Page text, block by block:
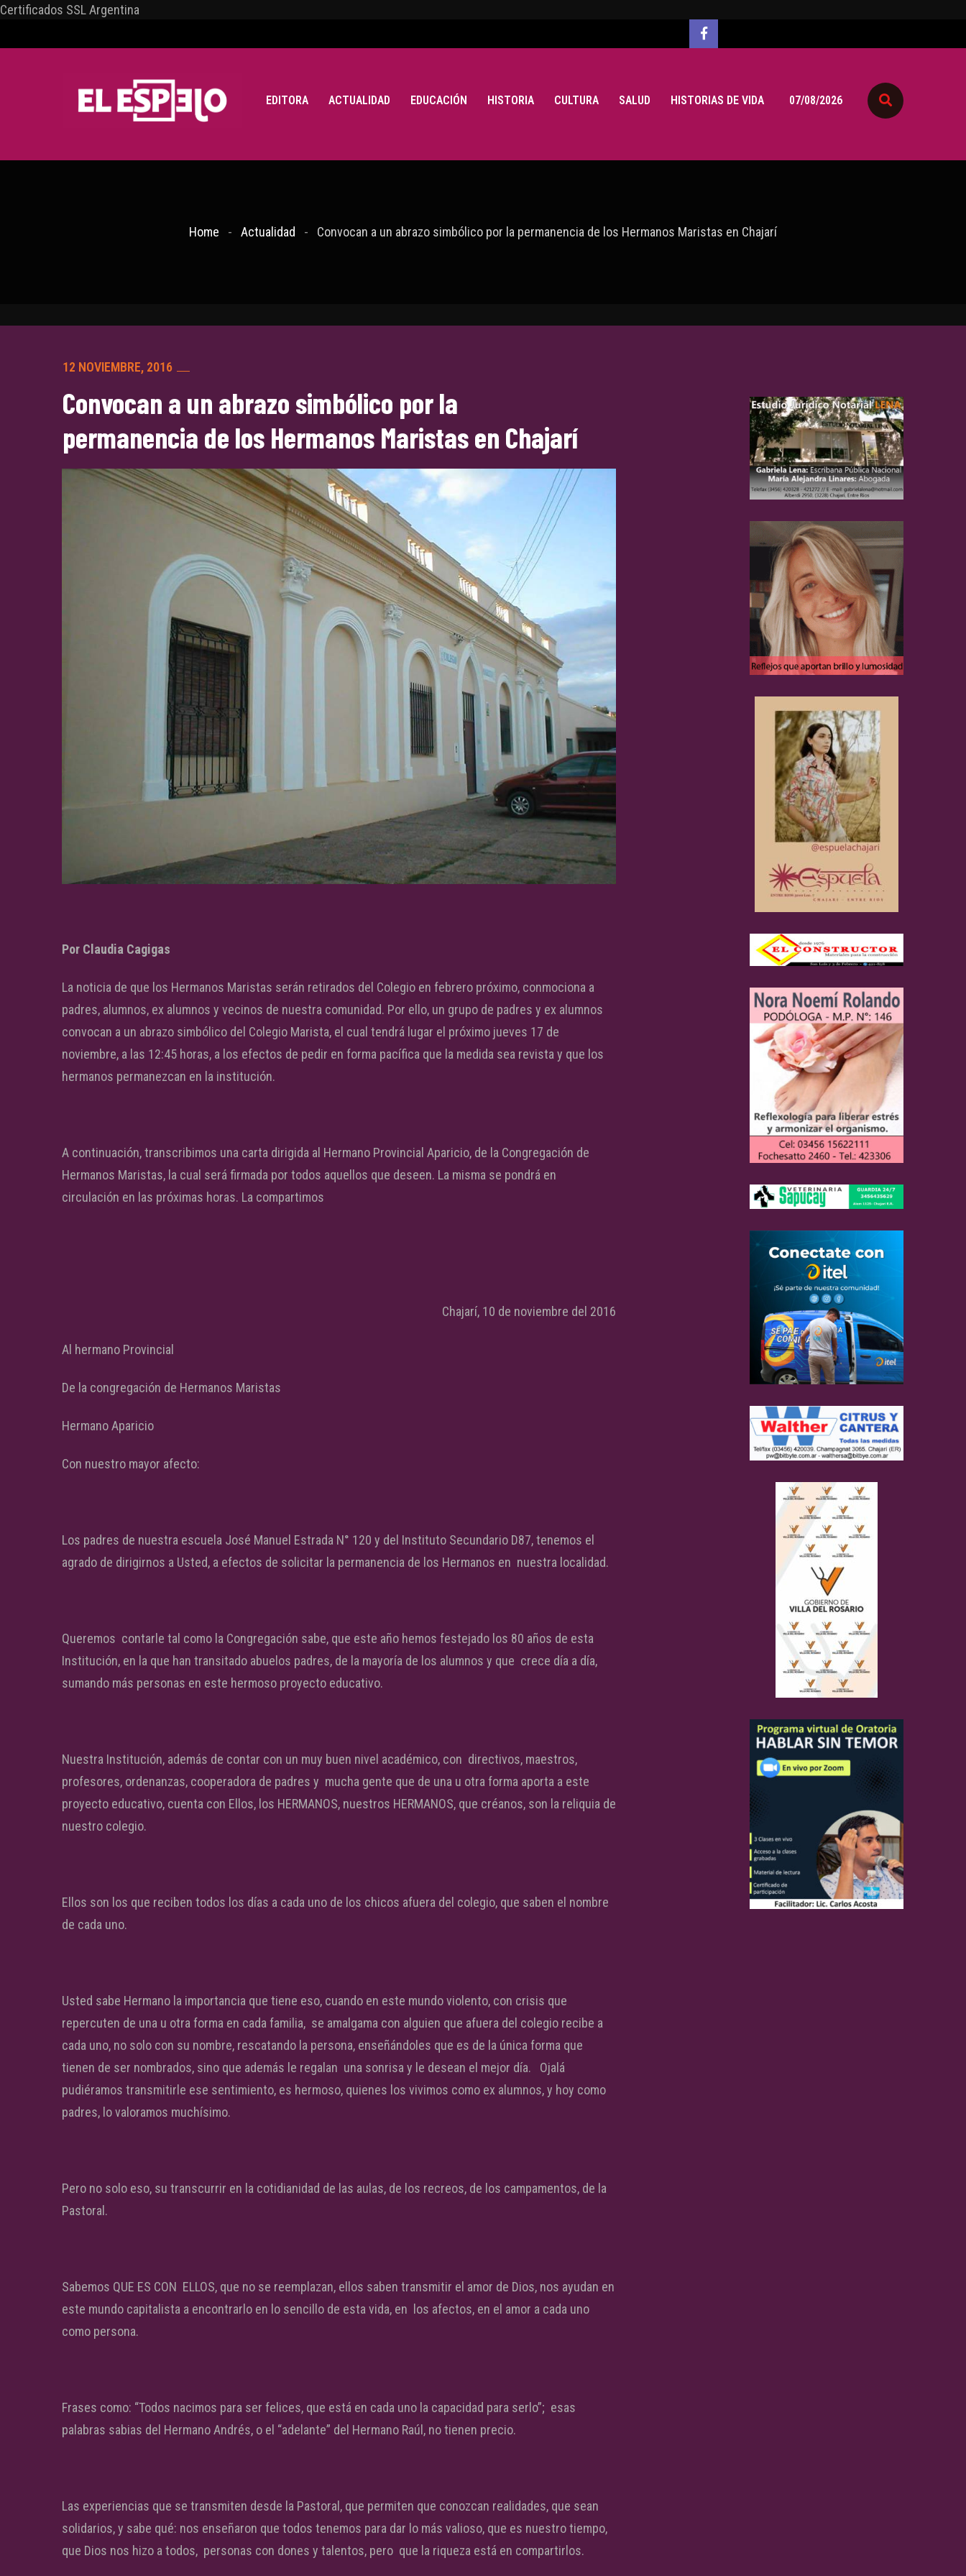
Certificados SSL Argentina
EDITORA ACTUALIDAD EDUCACIÓN HISTORIA CULTURA SALUD HISTORIAS DE VIDA 07/08/2026
Home Actualidad Convocan a un abrazo simbólico por la permanencia de los Hermanos Maristas en Chajarí
12 NOVIEMBRE, 2016
Convocan a un abrazo simbólico por la
permanencia de los Hermanos Maristas en Chajarí
Por Claudia Cagigas
La noticia de que los Hermanos Maristas serán retirados del Colegio en febrero próximo, conmociona a
padres, alumnos, ex alumnos y vecinos de nuestra comunidad. Por ello, un grupo de padres y ex alumnos
convocan a un abrazo simbólico del Colegio Marista, el cual tendrá lugar el próximo jueves 17 de
noviembre, a las 12:45 horas, a los efectos de pedir en forma pacífica que la medida sea revista y que los
hermanos permanezcan en la institución.
A continuación, transcribimos una carta dirigida al Hermano Provincial Aparicio, de la Congregación de
Hermanos Maristas, la cual será firmada por todos aquellos que deseen. La misma se pondrá en
circulación en las próximas horas. La compartimos
Chajarí, 10 de noviembre del 2016
Al hermano Provincial
De la congregación de Hermanos Maristas
Hermano Aparicio
Con nuestro mayor afecto:
Los padres de nuestra escuela José Manuel Estrada N° 120 y del Instituto Secundario D87, tenemos el
agrado de dirigirnos a Usted, a efectos de solicitar la permanencia de los Hermanos en nuestra localidad.
Queremos contarle tal como la Congregación sabe, que este año hemos festejado los 80 años de esta
Institución, en la que han transitado abuelos padres, de la mayoría de los alumnos y que crece día a día,
sumando más personas en este hermoso proyecto educativo.
Nuestra Institución, además de contar con un muy buen nivel académico, con directivos, maestros,
profesores, ordenanzas, cooperadora de padres y mucha gente que de una u otra forma aporta a este
proyecto educativo, cuenta con Ellos, los HERMANOS, nuestros HERMANOS, que créanos, son la reliquia de
nuestro colegio.
Ellos son los que reciben todos los días a cada uno de los chicos afuera del colegio, que saben el nombre
de cada uno.
Usted sabe Hermano la importancia que tiene eso, cuando en este mundo violento, con crisis que
repercuten de una u otra forma en cada familia, se amalgama con alguien que afuera del colegio recibe a
cada uno, no solo con su nombre, rescatando la persona, enseñándoles que es de la única forma que
tienen de ser nombrados, sino que además le regalan una sonrisa y le desean el mejor día. Ojalá
pudiéramos transmitirle ese sentimiento, es hermoso, quienes los vivimos como ex alumnos, y hoy como
padres, lo valoramos muchísimo.
Pero no solo eso, su transcurrir en la cotidianidad de las aulas, de los recreos, de los campamentos, de la
Pastoral.
Sabemos QUE ES CON ELLOS, que no se reemplazan, ellos saben transmitir el amor de Dios, nos ayudan en
este mundo capitalista a encontrarlo en lo sencillo de esta vida, en los afectos, en el amor a cada uno
como persona.
Frases como: “Todos nacimos para ser felices, que está en cada uno la capacidad para serlo”; esas
palabras sabias del Hermano Andrés, o el “adelante” del Hermano Raúl, no tienen precio.
Las experiencias que se transmiten desde la Pastoral, que permiten que conozcan realidades, que sean
solidarios, y sabe qué: nos enseñaron que todos tenemos para dar lo más valioso, que es nuestro tiempo,
que Dios nos hizo a todos, personas con dones y talentos, pero que la riqueza está en compartirlos.